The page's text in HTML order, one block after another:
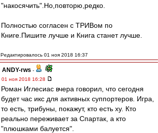
"накосячить".Но,повторю,редко.
Полностью согласен с ТРИВом по
Книге.Пишите лучше и Книга станет лучше.
Редактировалось 01 ноя 2018 16:37
ANDY-rws -
01 ноя 2018 16:28
Роман Иглесиас вчера говорил, что сегодня
будет час икс для активных суппортеров. Игра,
то есть, трибуны, покажут, кто есть ху. Кто
реально переживает за Спартак, а кто
"плюшками балуется".